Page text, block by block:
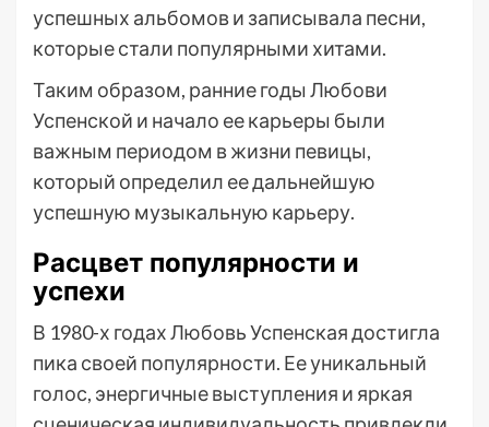
успешных альбомов и записывала песни,
которые стали популярными хитами.
Таким образом, ранние годы Любови
Успенской и начало ее карьеры были
важным периодом в жизни певицы,
который определил ее дальнейшую
успешную музыкальную карьеру.
Расцвет популярности и
успехи
В 1980-х годах Любовь Успенская достигла
пика своей популярности. Ее уникальный
голос, энергичные выступления и яркая